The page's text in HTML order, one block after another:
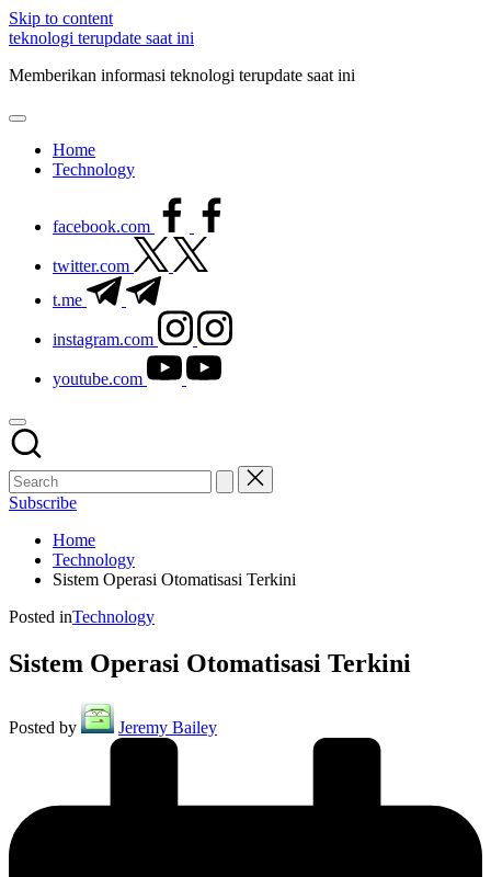
Skip to content
teknologi terupdate saat ini
Memberikan informasi teknologi terupdate saat ini
Home
Technology
facebook.com
twitter.com
t.me
instagram.com
youtube.com
Subscribe
Home
Technology
Sistem Operasi Otomatisasi Terkini
Posted inTechnology
Sistem Operasi Otomatisasi Terkini
Posted by Jeremy Bailey